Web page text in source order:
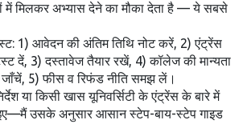
में मिलकर अभ्यास देने का मौका देता है — ये सबसे
1) आवेदन की अंतिम तिथि नोट करें, 2) एंट्रेंस
दें, 3) दस्तावेज तैयार रखें, 4) कॉलेज की मान्यता
5) फीस व रिफंड नीति समझ लें।
या किसी खास यूनिवर्सिटी के एंट्रेंस के बारे में
उसके अनुसार आसान स्टेप-बाय-स्टेप गाइड